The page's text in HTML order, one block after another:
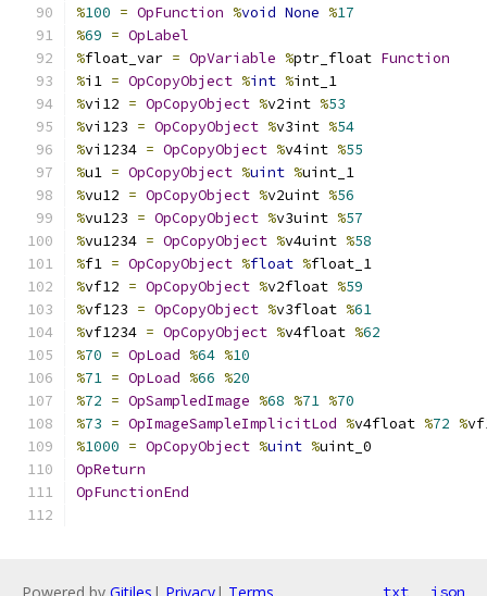
%100 = OpFunction %void None %17
%69 = OpLabel
%float_var = OpVariable %ptr_float Function
%i1 = OpCopyObject %int %int_1
%vi12 = OpCopyObject %v2int %53
%vi123 = OpCopyObject %v3int %54
%vi1234 = OpCopyObject %v4int %55
%u1 = OpCopyObject %uint %uint_1
%vu12 = OpCopyObject %v2uint %56
%vu123 = OpCopyObject %v3uint %57
%vu1234 = OpCopyObject %v4uint %58
%f1 = OpCopyObject %float %float_1
%vf12 = OpCopyObject %v2float %59
%vf123 = OpCopyObject %v3float %61
%vf1234 = OpCopyObject %v4float %62
%70 = OpLoad %64 %10
%71 = OpLoad %66 %20
%72 = OpSampledImage %68 %71 %70
%73 = OpImageSampleImplicitLod %v4float %72 %
%1000 = OpCopyObject %uint %uint_0
OpReturn
OpFunctionEnd
txt json